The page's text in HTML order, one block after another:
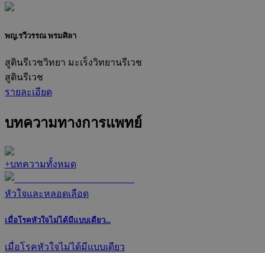
พญ.รวีวรรณ พรมศิลา
สูตินรีเวชวิทยา มะเร็งวิทยานรีเวช
สูตินรีเวช
รายละเอียด
บทความทางการแพทย์
+บทความทั้งหมด
หัวใจและหลอดเลือด
เมื่อโรคหัวใจไม่ได้มีแบบเดียว...
เมื่อโรคหัวใจไม่ได้มีแบบเดียว